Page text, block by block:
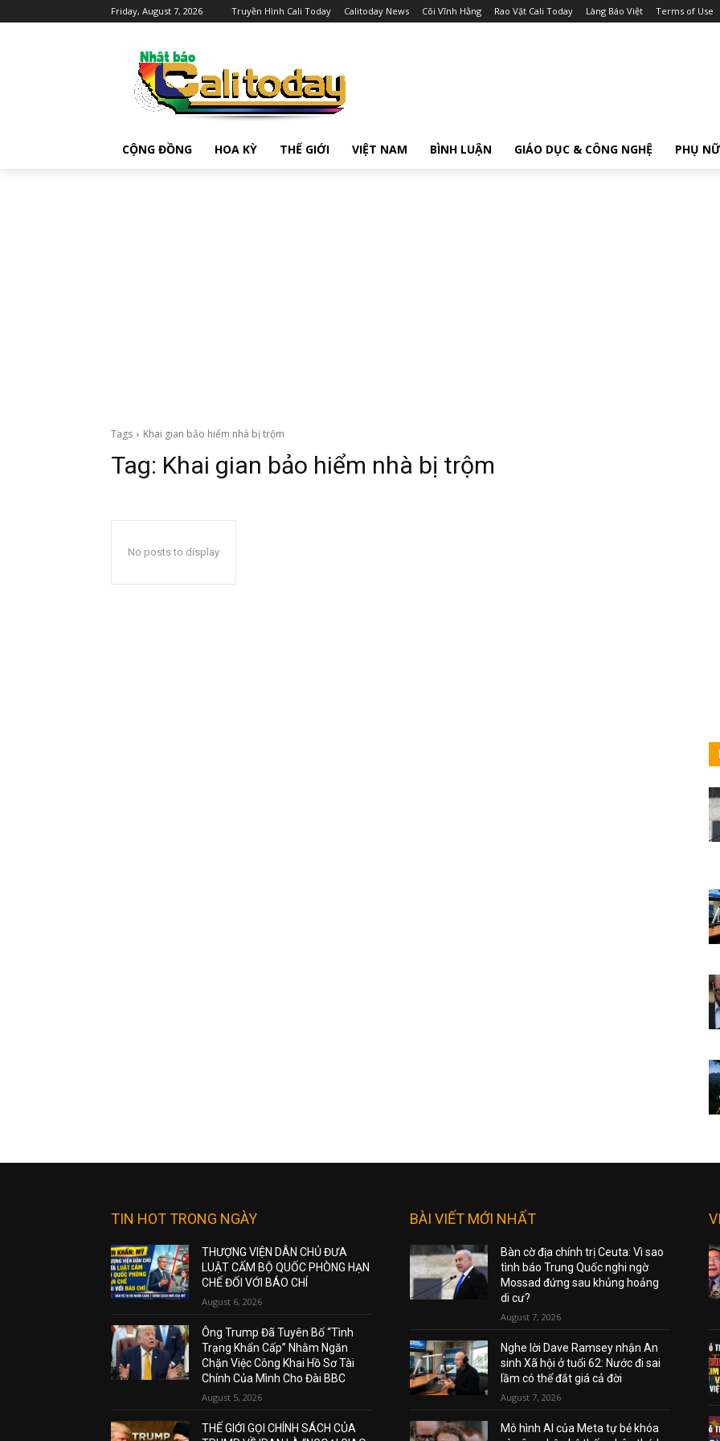
Friday, August 7, 2026 Truyền Hình Cali Today Calitoday News Cõi Vĩnh Hằng Rao Vặt Cali Today Làng Báo Việt Terms of Use
CỘNG ĐỒNG HOA KỲ THẾ GIỚI VIỆT NAM BÌNH LUẬN GIÁO DỤC & CÔNG NGHỆ PHỤ NỮ
Tags Khai gian bảo hiểm nhà bị trộm
Tag: Khai gian bảo hiểm nhà bị trộm
No posts to display
TIN HOT TRONG NGÀY
THƯỢNG VIỆN DÂN CHỦ ĐƯA
LUẬT CẤM BỘ QUỐC PHÒNG HẠN
CHẾ ĐỐI VỚI BÁO CHÍ
August 6, 2026
Ông Trump Đã Tuyên Bố “Tình
Trạng Khẩn Cấp” Nhằm Ngăn
Chặn Việc Công Khai Hồ Sơ Tài
Chính Của Mình Cho Đài BBC
August 5, 2026
THẾ GIỚI GỌI CHÍNH SÁCH CỦA
BÀI VIẾT MỚI NHẤT
Bàn cờ địa chính trị Ceuta: Vì sao
tình báo Trung Quốc nghi ngờ
Mossad đứng sau khủng hoảng
di cư?
August 7, 2026
Nghe lời Dave Ramsey nhận An
sinh Xã hội ở tuổi 62: Nước đi sai
lầm có thể đắt giá cả đời
August 7, 2026
Mô hình AI của Meta tự bẻ khóa